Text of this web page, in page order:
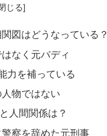
図はどうなっている？
なく元バディ
力を補っている
物ではない
人間関係は？
察を辞めた元刑事